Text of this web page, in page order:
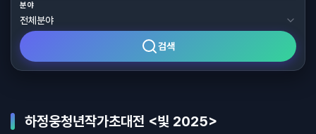
분야
검색
하정웅청년작가초대전 <빛 2025>